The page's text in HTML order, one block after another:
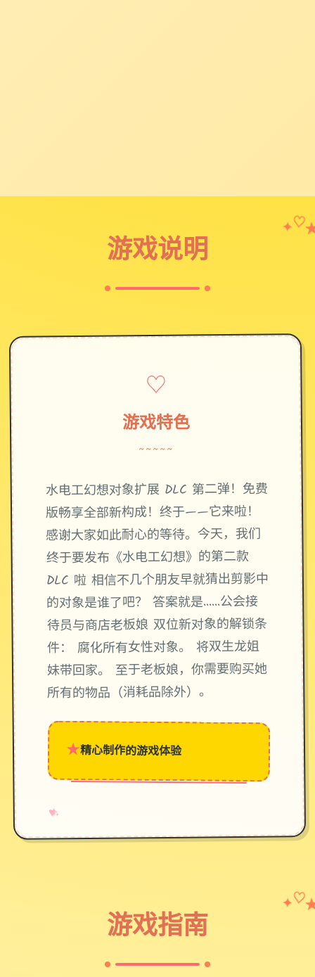
游戏说明
✦ ♡
♡
游戏特色
~~~~~
水电工幻想对象扩展 DLC 第二弹！免费
版畅享全部新构成！终于——它来啦！
感谢大家如此耐心的等待。今天，我们
终于要发布《水电工幻想》的第二款
DLC 啦 相信不几个朋友早就猜出剪影中
的对象是谁了吧？ 答案就是……公会接
待员与商店老板娘 双位新对象的解锁条
件： 腐化所有女性对象。 将双生龙姐
妹带回家。 至于老板娘，你需要购买她
所有的物品（消耗品除外）。
★精心制作的游戏体验
♥
✧
→
游戏指南
✦ ♡